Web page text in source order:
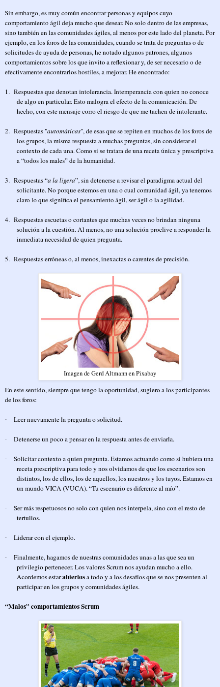
Sin embargo, es muy común encontrar personas y equipos cuyo
comportamiento ágil deja mucho que desear. No solo dentro de las empresas,
sino también en las comunidades ágiles, al menos por este lado del planeta. Por
ejemplo, en los foros de las comunidades, cuando se trata de preguntas o de
solicitudes de ayuda de personas, he notado algunos patrones, algunos
comportamientos sobre los que invito a reflexionar y, de ser necesario o de
efectivamente encontrarlos hostiles, a mejorar. He encontrado:
1. Respuestas que denotan intolerancia. Intemperancia con quien no conoce
de algo en particular. Esto malogra el efecto de la comunicación. De
hecho, con este mensaje corro el riesgo de que me tachen de intolerante.
2. Respuestas "automáticas", de esas que se repiten en muchos de los foros de
los grupos, la misma respuesta a muchas preguntas, sin considerar el
contexto de cada una. Como si se tratara de una receta única y prescriptiva
a “todos los males” de la humanidad.
3. Respuestas “a la ligera”, sin detenerse a revisar el paradigma actual del
solicitante. No porque estemos en una o cual comunidad ágil, ya tenemos
claro lo que significa el pensamiento ágil, ser ágil o la agilidad.
4. Respuestas escuetas o cortantes que muchas veces no brindan ninguna
solución a la cuestión. Al menos, no una solución proclive a responder la
inmediata necesidad de quien pregunta.
5. Respuestas erróneas o, al menos, inexactas o carentes de precisión.
Imagen de Gerd Altmann en Pixabay
En este sentido, siempre que tengo la oportunidad, sugiero a los participantes
de los foros:
· Leer nuevamente la pregunta o solicitud.
· Detenerse un poco a pensar en la respuesta antes de enviarla.
·
Solicitar contexto a quien pregunta. Estamos actuando como si hubiera una
receta prescriptiva para todo y nos olvidamos de que los escenarios son
distintos, los de ellos, los de aquellos, los nuestros y los tuyos. Estamos en
un mundo VICA (VUCA). “Tu escenario es diferente al mío”.
·
Ser más respetuosos no solo con quien nos interpela, sino con el resto de
tertulios.
· Liderar con el ejemplo.
·
Finalmente, hagamos de nuestras comunidades unas a las que sea un
privilegio pertenecer. Los valores Scrum nos ayudan mucho a ello.
Acordemos estarabiertosa todo y a los desafíos que se nos presenten al
participar en los grupos y comunidades ágiles.
“Malos” comportamientos Scrum